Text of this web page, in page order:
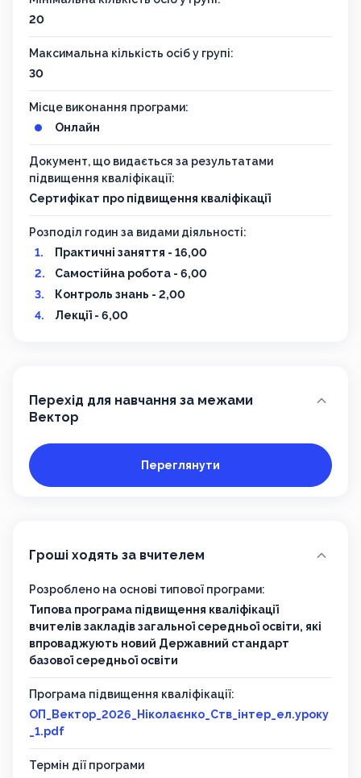
20
Максимальна кількість осіб у групі:
30
Місце виконання програми:
Онлайн
Документ, що видається за результатами
підвищення кваліфікації:
Сертифікат про підвищення кваліфікації
Розподіл годин за видами діяльності:
Практичні заняття - 16,00
Самостійна робота - 6,00
Контроль знань - 2,00
Лекції - 6,00
Перехід для навчання за межами
Вектор
Переглянути
Гроші ходять за вчителем
Розроблено на основі типової програми:
Типова програма підвищення кваліфікації
вчителів закладів загальної середньої освіти, які
впроваджують новий Державний стандарт
базової середньої освіти
Програма підвищення кваліфікації:
ОП_Вектор_2026_Ніколаєнко_Ств_інтер_ел.уроку
_1.pdf
Термін дії програми